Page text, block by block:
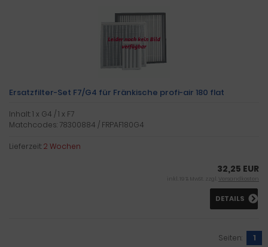
Ersatzfilter-Set F7/G4 für Fränkische profi-air 180 flat
Inhalt: 1 x G4 / 1 x F7
Matchcodes: 78300884 / FRPAF180G4
Lieferzeit:2 Wochen
32,25 EUR
inkl. 19 % MwSt. zzgl. Versandkosten
DETAILS
Seiten: 1